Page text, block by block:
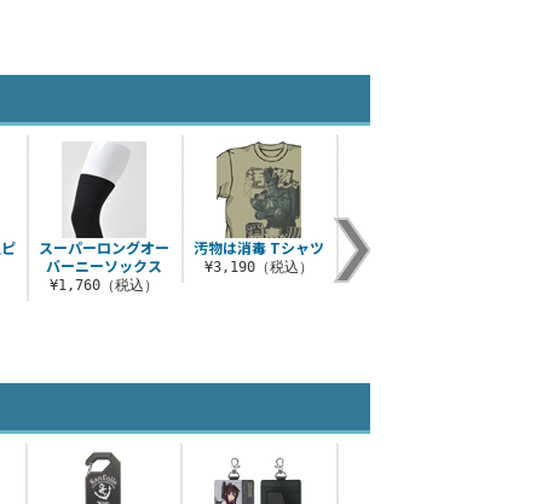
スーパーロングオー
バーニーソックス
¥1,760（税込）
汚物は消毒 Tシャツ
¥3,190（税込）
イ401Tシャツ
¥3,190（税込）